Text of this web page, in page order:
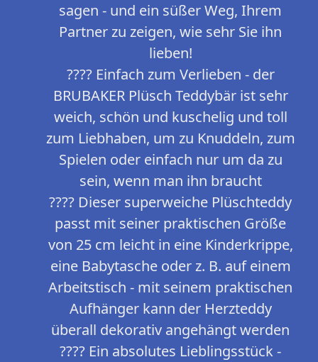
sagen - und ein süßer Weg, Ihrem
Partner zu zeigen, wie sehr Sie ihn
lieben!
???? Einfach zum Verlieben - der
BRUBAKER Plüsch Teddybär ist sehr
weich, schön und kuschelig und toll
zum Liebhaben, um zu Knuddeln, zum
Spielen oder einfach nur um da zu
sein, wenn man ihn braucht
???? Dieser superweiche Plüschteddy
passt mit seiner praktischen Größe
von 25 cm leicht in eine Kinderkrippe,
eine Babytasche oder z. B. auf einem
Arbeitstisch - mit seinem praktischen
Aufhänger kann der Herzteddy
überall dekorativ angehängt werden
???? Ein absolutes Lieblingsstück -